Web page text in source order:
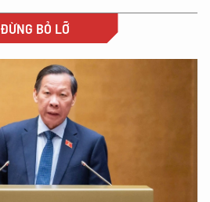
ĐỪNG BỎ LỠ